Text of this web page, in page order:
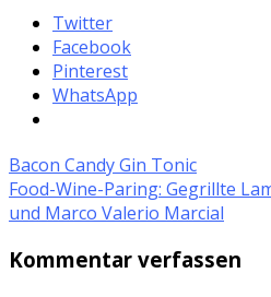
Twitter
Facebook
Pinterest
WhatsApp
Bacon Candy Gin Tonic
Food-Wine-Paring: Gegrillte
und Marco Valerio Marcial
Kommentar verfassen